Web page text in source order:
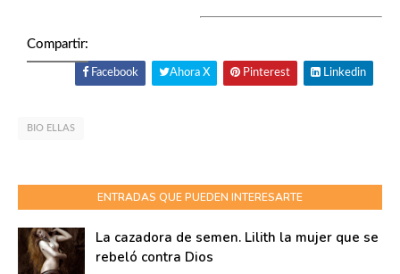
Compartir:
Facebook Ahora X Pinterest Linkedin
BIO ELLAS
ENTRADAS QUE PUEDEN INTERESARTE
La cazadora de semen. Lilith la mujer que se
rebeló contra Dios